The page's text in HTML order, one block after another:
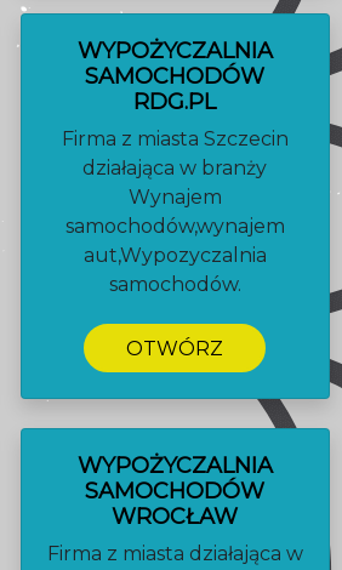
WYPOŻYCZALNIA
SAMOCHODÓW
RDG.PL
Firma z miasta Szczecin
działająca w branży
Wynajem
samochodów,wynajem
aut,Wypozyczalnia
samochodów.
OTWÓRZ
WYPOŻYCZALNIA
SAMOCHODÓW
WROCŁAW
Firma z miasta działająca w